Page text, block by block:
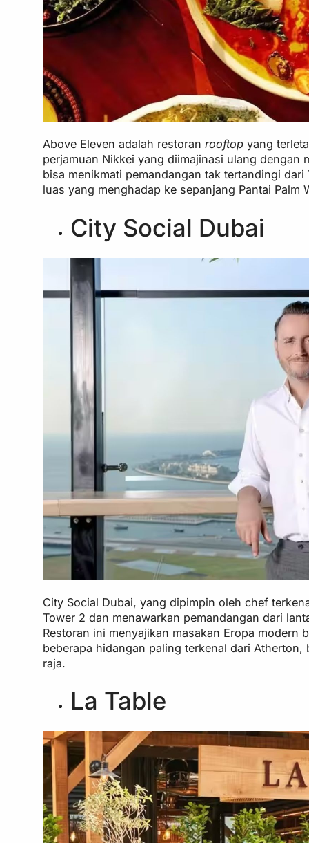
Above Eleven adalah restoranrooftop yang
perjamuan Nikkei yang diimajinasi ulang
bisa menikmati pemandangan tak tertandingi
luas yang menghadap ke sepanjang Pantai Palm
City Social Dubai
City Social Dubai, yang dipimpin oleh chef
Tower 2 dan menawarkan pemandangan dari
Restoran ini menyajikan masakan Eropa modern
beberapa hidangan paling terkenal dari
raja.
La Table